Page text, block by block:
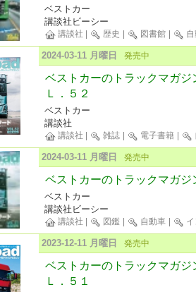
ベストカー
講談社ビーシー
講談社 歴史 図書館
2024-03-11 月曜日 発売中
ベストカーのトラックマガ
Ｌ．５２
ベストカー
講談社
講談社 雑誌 電子書籍
2024-03-11 月曜日 発売中
ベストカーのトラックマガ
ベストカー
講談社ビーシー
講談社 図鑑 自動車
2023-12-11 月曜日 発売中
ベストカーのトラックマガ
Ｌ．５１